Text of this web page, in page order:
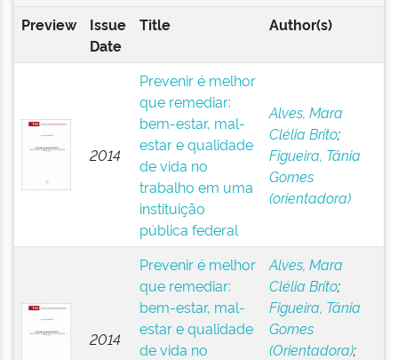
Preview
Issue
Date
Title Author(s)
2014
Prevenir é melhor
que remediar:
bem-estar, mal-
estar e qualidade
de vida no
trabalho em uma
instituição
pública federal
Alves, Mara
Clélia Brito;
Figueira, Tânia
Gomes
(orientadora)
2014
Prevenir é melhor
que remediar:
bem-estar, mal-
estar e qualidade
de vida no
Alves, Mara
Clélia Brito;
Figueira, Tânia
Gomes
(Orientadora);